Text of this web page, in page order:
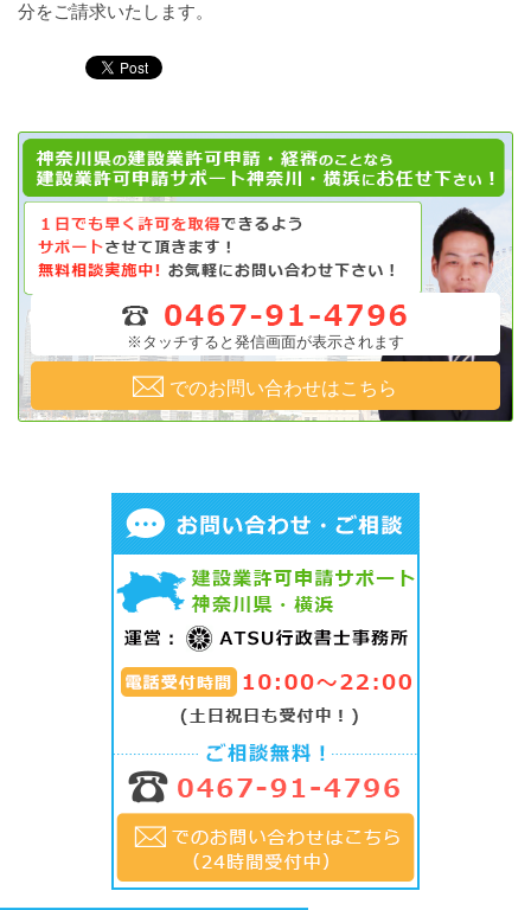
分をご請求いたします。
※タッチすると発信画面が表示されます
でのお問い合わせはこちら